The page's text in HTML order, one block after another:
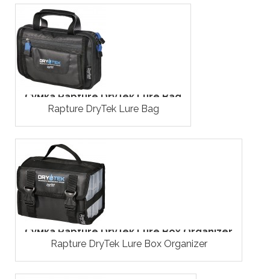
Сумка Rapture DryTek Lure Bag
Rapture DryTek Lure Bag
Сумка Rapture DryTek Lure Box Organizer
Rapture DryTek Lure Box Organizer